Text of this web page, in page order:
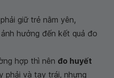
giữ trẻ nằm yên,
hưởng đến kết quả đo
hợp thì nên đo huyết
phải và tay trái, nhưng